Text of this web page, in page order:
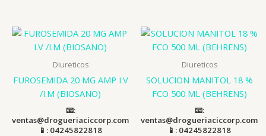
Diureticos
FUROSEMIDA 20 MG AMP I.V
/I.M (BIOSANO)
📧:
ventas@drogueriaciccorp.com
📱: 04245822818
Diureticos
SOLUCION MANITOL 18 %
FCO 500 ML (BEHRENS)
📧:
ventas@drogueriaciccorp.com
📱: 04245822818